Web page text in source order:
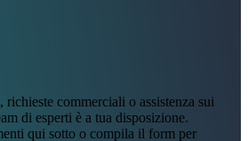
commerciali o assistenza sui
di esperti è a tua disposizione.
qui sotto o compila il form per